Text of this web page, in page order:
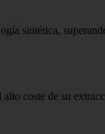
sintética,
coste de su